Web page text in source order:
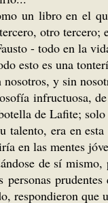
un libro en el
otro tercero;
- todo en la
esto es una
y sin
infructuosa,
de Lafite;
talento, era en
en las mentes
de sí
personas
respondieron